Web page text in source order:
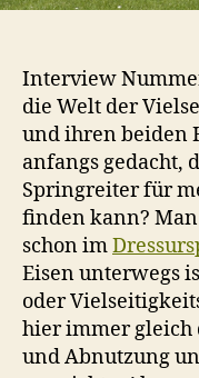
Interview
die Welt der
und ihren beiden
anfangs gedacht,
Springreiter für
finden kann?
schon im
Eisen unterwegs
oder
hier immer gleich
und Abnutzung